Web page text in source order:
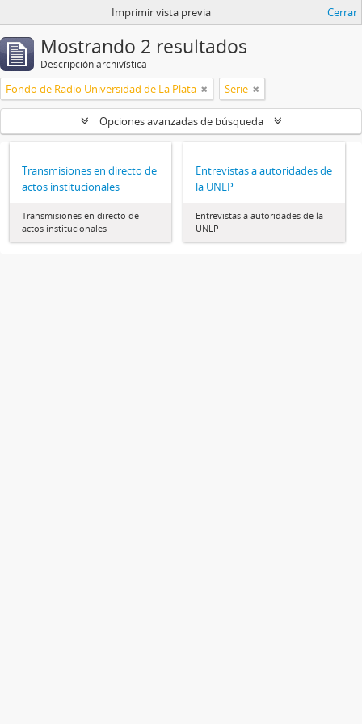
Imprimir vista previa Cerrar
Mostrando 2 resultados
Descripción archivística
Fondo de Radio Universidad de La Plata Serie
Opciones avanzadas de búsqueda
Transmisiones en directo de
actos institucionales
Transmisiones en directo de
actos institucionales
Entrevistas a autoridades de
la UNLP
Entrevistas a autoridades de la
UNLP